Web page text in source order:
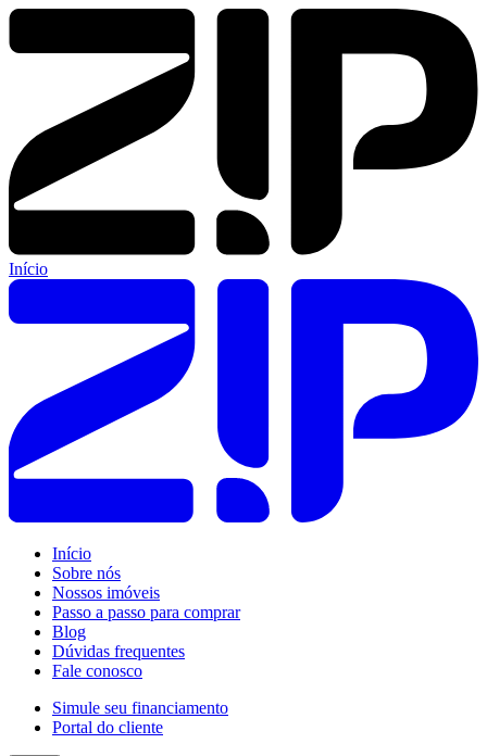
Início
Início
Sobre nós
Nossos imóveis
Passo a passo para comprar
Blog
Dúvidas frequentes
Fale conosco
Simule seu financiamento
Portal do cliente